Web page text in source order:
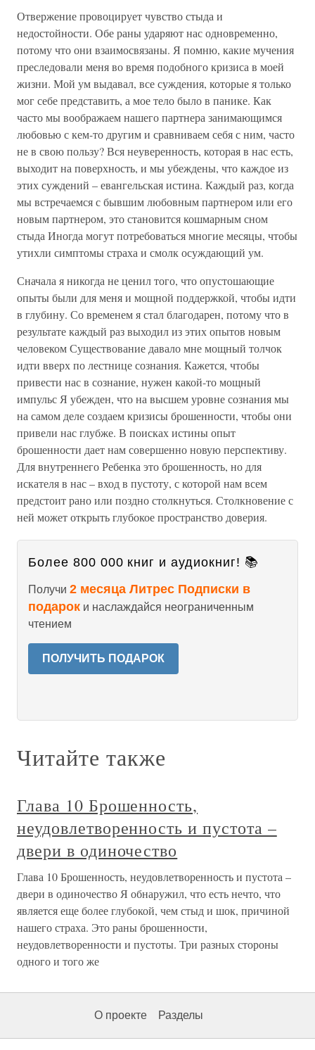
Отвержение провоцирует чувство стыда и
недостойности. Обе раны ударяют нас одновременно,
потому что они взаимосвязаны. Я помню, какие мучения
преследовали меня во время подобного кризиса в моей
жизни. Мой ум выдавал, все суждения, которые я только
мог себе представить, а мое тело было в панике. Как
часто мы воображаем нашего партнера занимающимся
любовью с кем-то другим и сравниваем себя с ним, часто
не в свою пользу? Вся неуверенность, которая в нас есть,
выходит на поверхность, и мы убеждены, что каждое из
этих суждений – евангельская истина. Каждый раз, когда
мы встречаемся с бывшим любовным партнером или его
новым партнером, это становится кошмарным сном
стыда Иногда могут потребоваться многие месяцы, чтобы
утихли симптомы страха и смолк осуждающий ум.
Сначала я никогда не ценил того, что опустошающие
опыты были для меня и мощной поддержкой, чтобы идти
в глубину. Со временем я стал благодарен, потому что в
результате каждый раз выходил из этих опытов новым
человеком Существование давало мне мощный толчок
идти вверх по лестнице сознания. Кажется, чтобы
привести нас в сознание, нужен какой-то мощный
импульс Я убежден, что на высшем уровне сознания мы
на самом деле создаем кризисы брошенности, чтобы они
привели нас глубже. В поисках истины опыт
брошенности дает нам совершенно новую перспективу.
Для внутреннего Ребенка это брошенность, но для
искателя в нас – вход в пустоту, с которой нам всем
предстоит рано или поздно столкнуться. Столкновение с
ней может открыть глубокое пространство доверия.
Более 800 000 книг и аудиокниг! 📚
Получи 2 месяца Литрес Подписки в
подарок и наслаждайся неограниченным
чтением
ПОЛУЧИТЬ ПОДАРОК
Читайте также
Глава 10 Брошенность,
неудовлетворенность и пустота –
двери в одиночество
Глава 10 Брошенность, неудовлетворенность и пустота –
двери в одиночество Я обнаружил, что есть нечто, что
является еще более глубокой, чем стыд и шок, причиной
нашего страха. Это раны брошенности,
неудовлетворенности и пустоты. Три разных стороны
одного и того же
О проекте Разделы